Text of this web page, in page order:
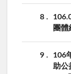
8
團體
9
106
助公